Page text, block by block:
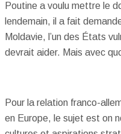
Poutine a voulu mettre le
lendemain, il a fait
Moldavie, l’un des États
devrait aider. Mais avec
Pour la relation franco-
en Europe, le sujet est on